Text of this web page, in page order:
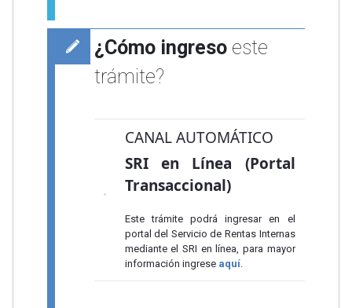
¿Cómo ingresoeste
trámite?
CANAL AUTOMÁTICO
SRI en Línea (Portal
Transaccional)
Este trámite podrá ingresar en el
portal del Servicio de Rentas Internas
mediante el SRI en línea, para mayor
información ingrese aquí.